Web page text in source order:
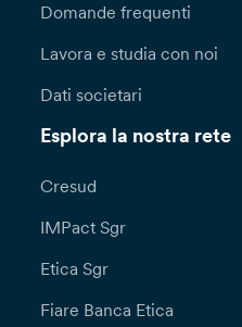
Domande frequenti
Lavora e studia con noi
Dati societari
Esplora la nostra rete
Cresud
IMPact Sgr
Etica Sgr
Fiare Banca Etica